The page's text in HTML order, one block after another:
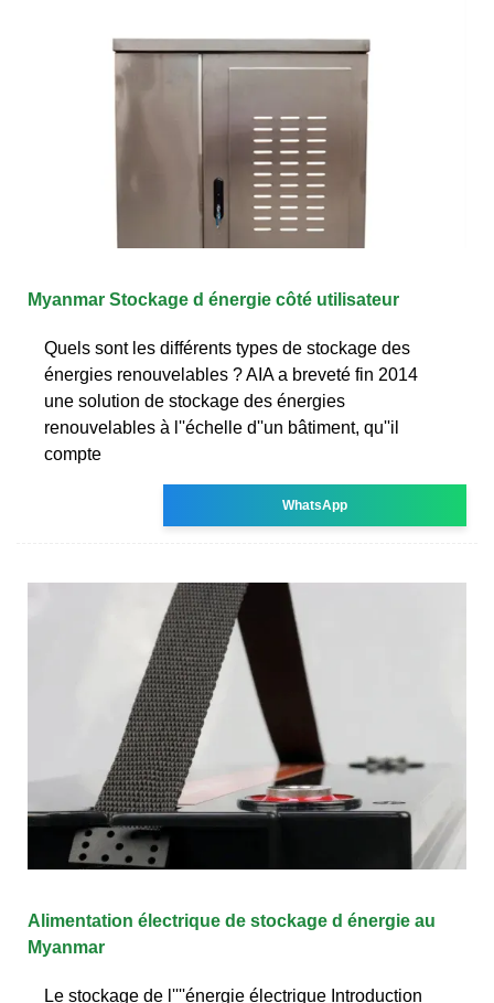
Myanmar Stockage d énergie côté utilisateur
Quels sont les différents types de stockage des
énergies renouvelables ? AIA a breveté fin 2014
une solution de stockage des énergies
renouvelables à l''échelle d''un bâtiment, qu''il
compte
WhatsApp
Alimentation électrique de stockage d énergie au
Myanmar
Le stockage de l''''énergie électrique Introduction